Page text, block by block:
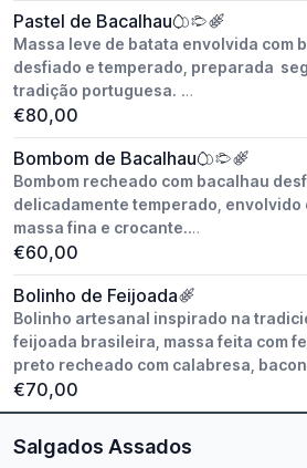
Peso unitário: aprox. 30g
Conservação: congelado
Modo de preparo: fritar ou assar.
Valor do Cento.
Pastel de Bacalhau
Massa leve de batata envolvida com
desfiado e temperado, preparada
tradição portuguesa.
Peso unitário: aprox. 30g
Modo de preparo: artesanal
Congelado / pronto para fritar.
Valor do Cento.
€80,00
Bombom de Bacalhau
Bombom recheado com bacalhau
delicadamente temperado, envolvido
massa fina e crocante.
Peso unitário: aprox. 30g.
Modo de preparo: artesanal.
Congelado / pronto para fritar.
Valor do Cento.
€60,00
Bolinho de Feijoada
Bolinho artesanal inspirado na
feijoada brasileira, massa feita com
preto recheado com calabresa,
brasileira.
Modo de preparo: artesanal.
€70,00
Salgados Assados